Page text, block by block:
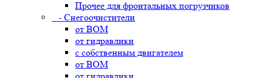
Прочее для фронтальных погрузчиков
- Снегоочистители
от ВОМ
от гидравлики
с собственным двигателем
от ВОМ